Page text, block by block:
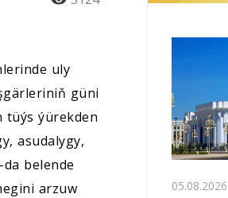
uly
güni
tüýs ýürekden
asudalygy,
belende
arzuw
05.08.2026